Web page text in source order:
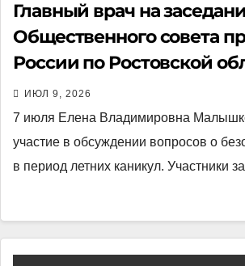
Главный врач на
Общественного совета
России по Ростовской
ИЮЛ 9, 2026
7 июля Елена Владимировна
участие в обсуждении вопросов о
в период летних каникул. Участники